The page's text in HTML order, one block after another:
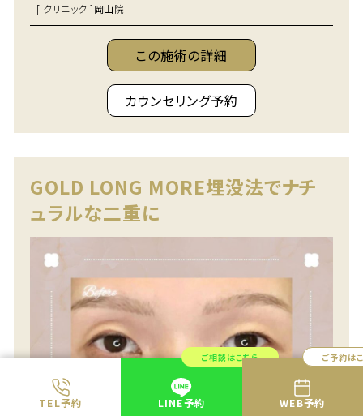
TEL予約
ご相談はこちら
LINE予約
ご予約は
WEB予約
[ クリニック ]岡山院
この施術の詳細
カウンセリング予約
GOLD LONG MORE埋没法でナチ
ュラルな二重に